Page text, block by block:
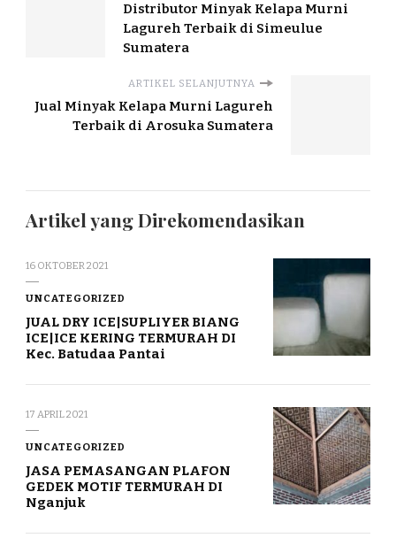
Distributor Minyak Kelapa Murni
Lagureh Terbaik di Simeulue
Sumatera
ARTIKEL SELANJUTNYA
Jual Minyak Kelapa Murni Lagureh
Terbaik di Arosuka Sumatera
Artikel yang Direkomendasikan
16 OKTOBER 2021
UNCATEGORIZED
JUAL DRY ICE|SUPLIYER BIANG
ICE|ICE KERING TERMURAH DI
Kec. Batudaa Pantai
17 APRIL 2021
UNCATEGORIZED
JASA PEMASANGAN PLAFON
GEDEK MOTIF TERMURAH DI
Nganjuk